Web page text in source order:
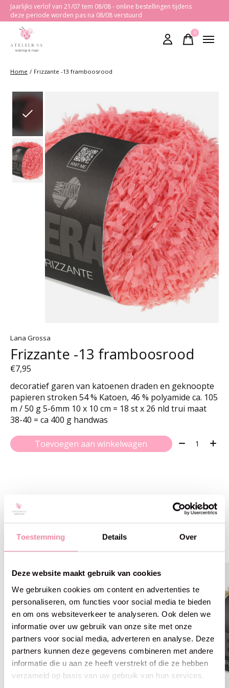
Toestemming Details Over
Deze website maakt gebruik van cookies
We gebruiken cookies om content en advertenties te
personaliseren, om functies voor social media te bieden
en om ons websiteverkeer te analyseren. Ook delen we
informatie over uw gebruik van onze site met onze
partners voor social media, adverteren en analyse. Deze
partners kunnen deze gegevens combineren met andere
informatie die u aan ze heeft verstrekt of die ze hebben
verzameld op basis van uw gebruik van hun services.
Jaarlijks verlof van 21/07 tem 08/08 - online bestellingen tijdens
deze periode worden pas na 08/08 verstuurd
0items
Home / Frizzante -13 framboosrood
Lana Grossa
Frizzante -13 framboosrood
€7,95
decoratief garen van katoenen draden en geknoopte
papieren stroken 54 % Katoen, 46 % polyamide ca. 105
m / 50 g 5-6mm 10 x 10 cm = 18 st x 26 nld trui maat
38-40 = ca 400 g handwas
Toevoegen aan winkelwagen Aantal:
Gerelateerde producten